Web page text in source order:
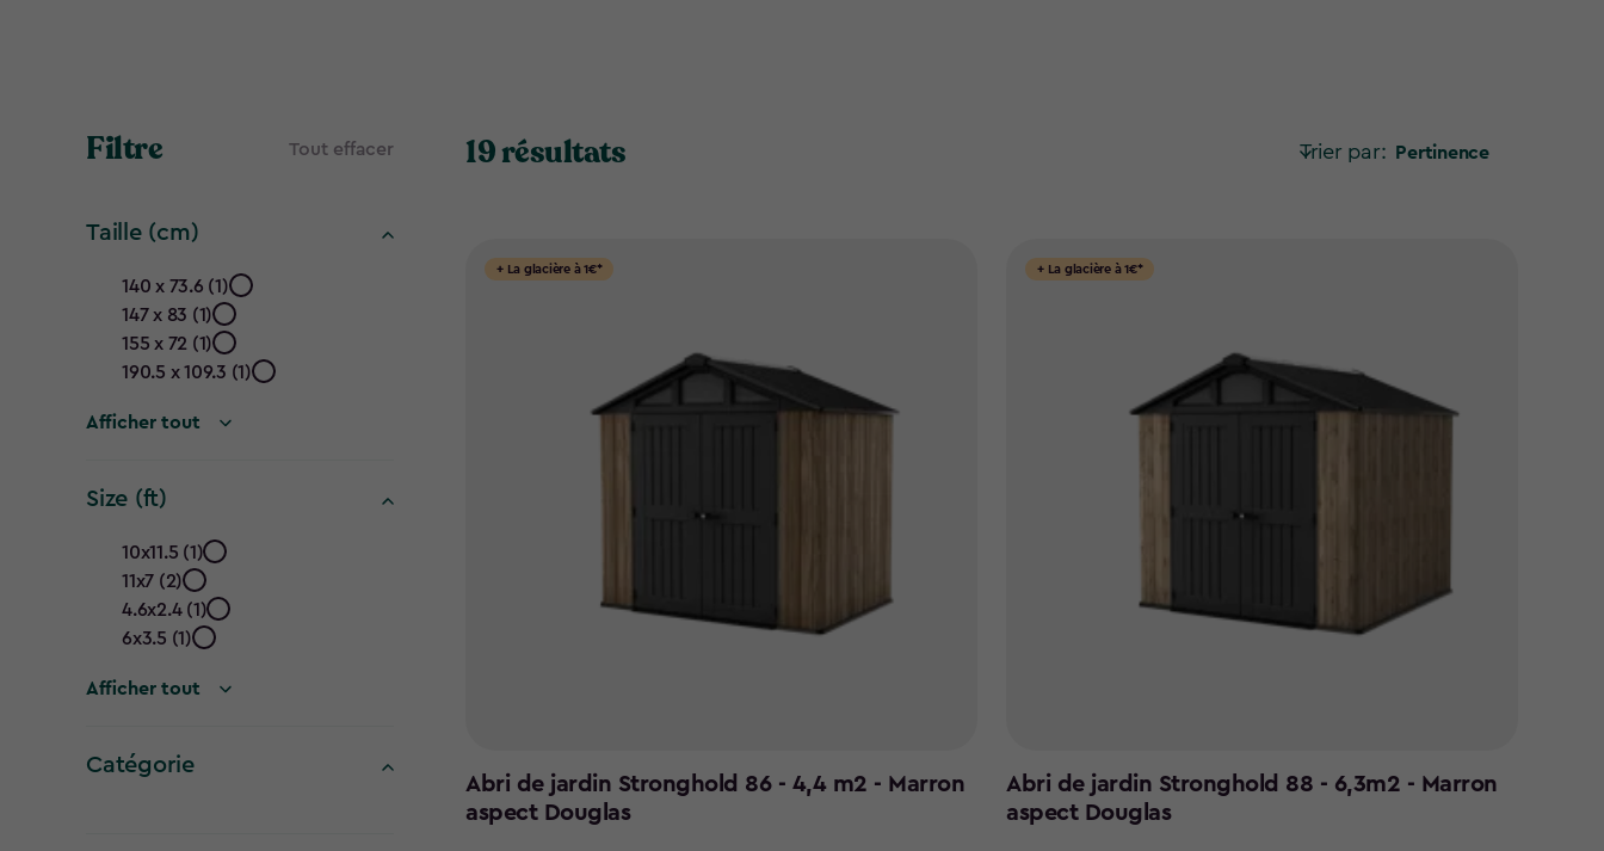
Filtre Tout effacer
Taille (cm)
Taille
(cm)
filter
140 x 73.6 (1)
147 x 83 (1)
155 x 72 (1)
190.5 x 109.3 (1)
Afficher tout
Size (ft)
Size
(ft)
filter
10x11.5 (1)
11x7 (2)
4.6x2.4 (1)
6x3.5 (1)
Afficher tout
Catégorie
Trier par: Pertinence
19 résultats
+ La glacière à 1€*
Abri de jardin Stronghold 86 - 4,4 m2 - Marron
aspect Douglas
+ La glacière à 1€*
Abri de jardin Stronghold 88 - 6,3m2 - Marron
aspect Douglas